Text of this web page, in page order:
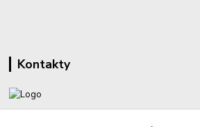
Kontakty